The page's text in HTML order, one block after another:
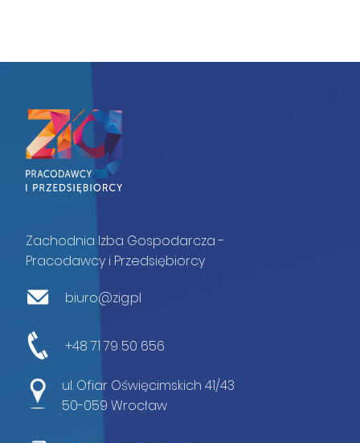
Zachodnia Izba Gospodarcza -
Pracodawcy i Przedsiębiorcy
biuro@zig.pl
+48 71 79 50 656
ul. Ofiar Oświęcimskich 41/43
50-059 Wrocław